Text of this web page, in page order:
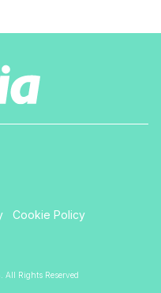
Cookie Policy
Rights Reserved